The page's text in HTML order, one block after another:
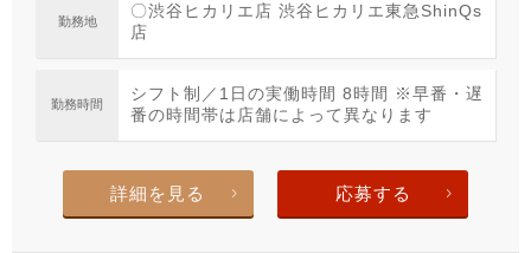
勤務地
〇渋谷ヒカリエ店 渋谷ヒカリエ東急ShinQs
店
勤務時間
シフト制／1日の実働時間 8時間 ※早番・遅
番の時間帯は店舗によって異なります
詳細を見る 応募する